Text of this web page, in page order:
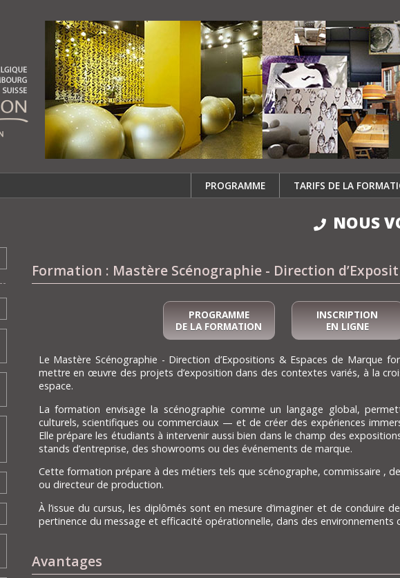
TARIFS DE LA
PROGRAMME
NOUS
Formation : Mastère Scénographie - Direction
PROGRAMME
DE LA FORMATION
INSCRIPTION
EN LIGNE
Le Mastère Scénographie - Direction d’Expositions & Espaces de Marque
mettre en œuvre des projets d’exposition dans des contextes variés, à la
espace.
La formation envisage la scénographie comme un langage global,
culturels, scientifiques ou commerciaux — et de créer des expériences
Elle prépare les étudiants à intervenir aussi bien dans le champ des
stands d’entreprise, des showrooms ou des événements de marque.
Cette formation prépare à des métiers tels que scénographe, commissaire ,
ou directeur de production.
À l’issue du cursus, les diplômés sont en mesure d’imaginer et de conduire
pertinence du message et efficacité opérationnelle, dans des environnements
Avantages